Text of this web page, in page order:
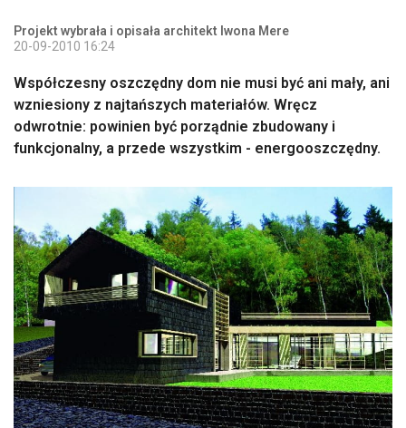
Projekt wybrała i opisała architekt Iwona Mere
20-09-2010 16:24
Współczesny oszczędny dom nie musi być ani mały, ani
wzniesiony z najtańszych materiałów. Wręcz
odwrotnie: powinien być porządnie zbudowany i
funkcjonalny, a przede wszystkim - energooszczędny.